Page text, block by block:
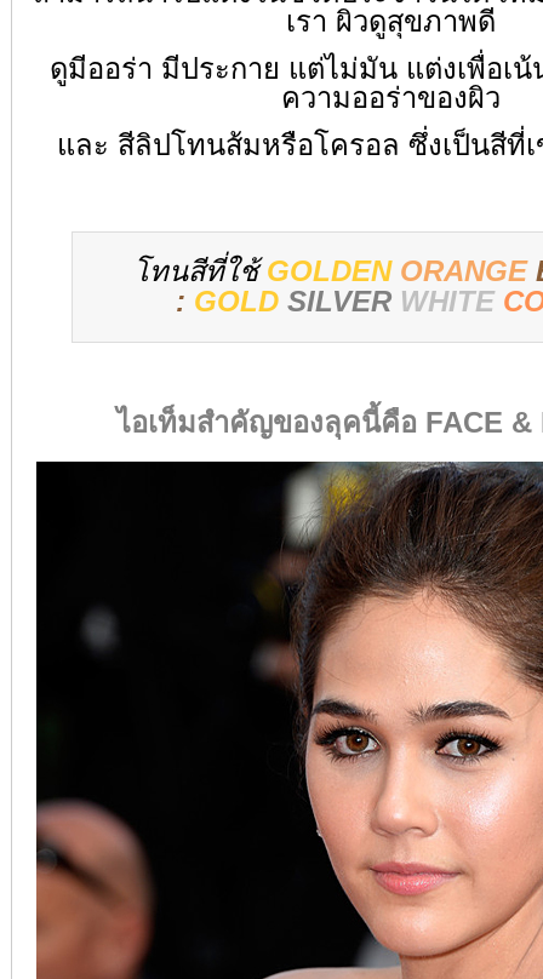
เรา ผิวดูสุขภาพดี
ดูมีออร่า มีประกาย แต่ไม่มัน แต่งเพื่อเ
ความออร่าของผิว
และ สีลิปโทนส้มหรือโครอล ซึ่งเป็นสีที่
โทนสีที่ใช้GOLDEN ORANGE
: GOLD SILVER WHITE
ไอเท็มสำคัญของลุคนี้คือ FACE &